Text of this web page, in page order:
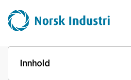
Innhold